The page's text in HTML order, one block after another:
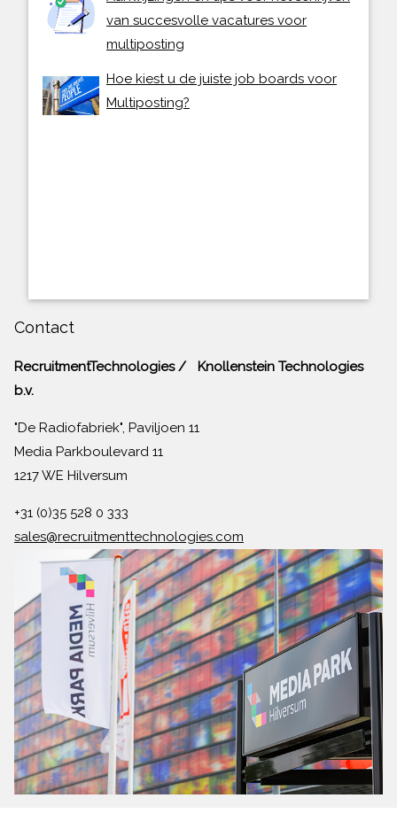
van succesvolle vacatures voor
multiposting
Hoe kiest u de juiste job boards voor
Multiposting?
Contact
RecruitmentTechnologies / Knollenstein Technologies
b.v.
"De Radiofabriek", Paviljoen 11
Media Parkboulevard 11
1217 WE Hilversum
+31 (0)35 528 0 333
sales@recruitmenttechnologies.com